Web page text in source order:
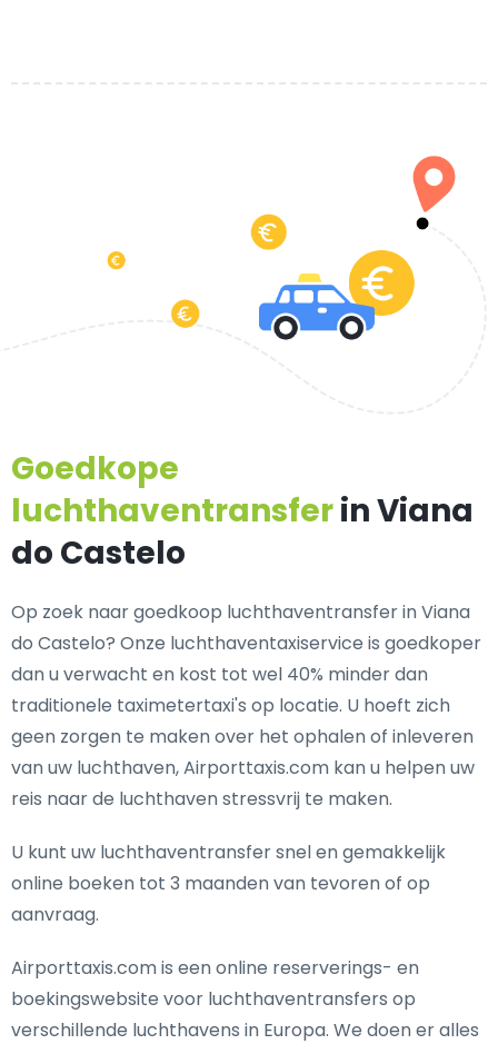
Goedkope
luchthaventransferin Viana
do Castelo
Op zoek naar goedkoop luchthaventransfer in Viana
do Castelo? Onze luchthaventaxiservice is goedkoper
dan u verwacht en kost tot wel 40% minder dan
traditionele taximetertaxi's op locatie. U hoeft zich
geen zorgen te maken over het ophalen of inleveren
van uw luchthaven, Airporttaxis.com kan u helpen uw
reis naar de luchthaven stressvrij te maken.
U kunt uw luchthaventransfer snel en gemakkelijk
online boeken tot 3 maanden van tevoren of op
aanvraag.
Airporttaxis.com is een online reserverings- en
boekingswebsite voor luchthaventransfers op
verschillende luchthavens in Europa. We doen er alles